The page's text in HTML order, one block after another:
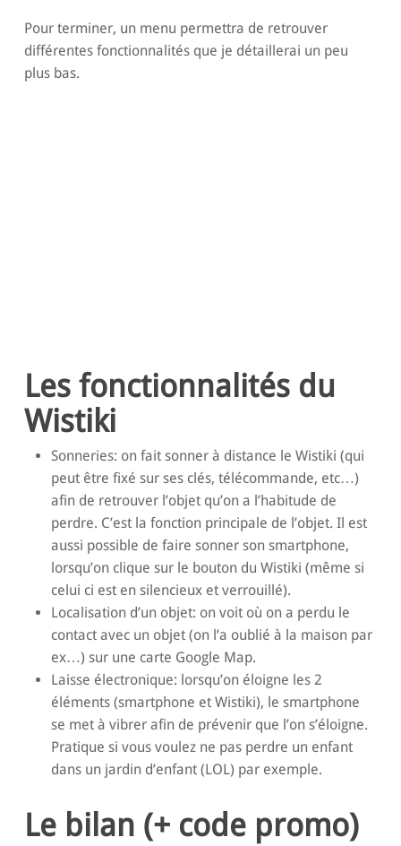
Pour terminer, un menu permettra de retrouver
différentes fonctionnalités que je détaillerai un peu
plus bas.
Les fonctionnalités du
Wistiki
Sonneries: on fait sonner à distance le Wistiki (qui
peut être fixé sur ses clés, télécommande, etc…)
afin de retrouver l’objet qu’on a l’habitude de
perdre. C’est la fonction principale de l’objet. Il est
aussi possible de faire sonner son smartphone,
lorsqu’on clique sur le bouton du Wistiki (même si
celui ci est en silencieux et verrouillé).
Localisation d’un objet: on voit où on a perdu le
contact avec un objet (on l’a oublié à la maison par
ex…) sur une carte Google Map.
Laisse électronique: lorsqu’on éloigne les 2
éléments (smartphone et Wistiki), le smartphone
se met à vibrer afin de prévenir que l’on s’éloigne.
Pratique si vous voulez ne pas perdre un enfant
dans un jardin d’enfant (LOL) par exemple.
Le bilan (+ code promo)